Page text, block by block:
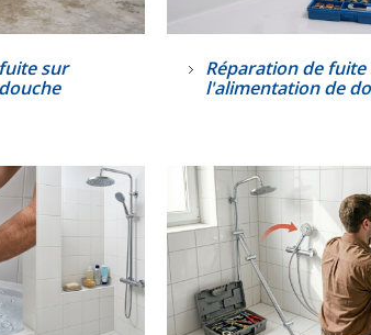
sur
Réparation de fuite
l'alimentation de